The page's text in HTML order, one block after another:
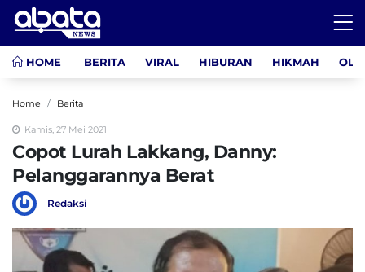
HOME BERITA VIRAL HIBURAN HIKMAH
Home Berita
Kamis, 27 Mei 2021
Copot Lurah Lakkang, Danny:
Pelanggarannya Berat
Redaksi